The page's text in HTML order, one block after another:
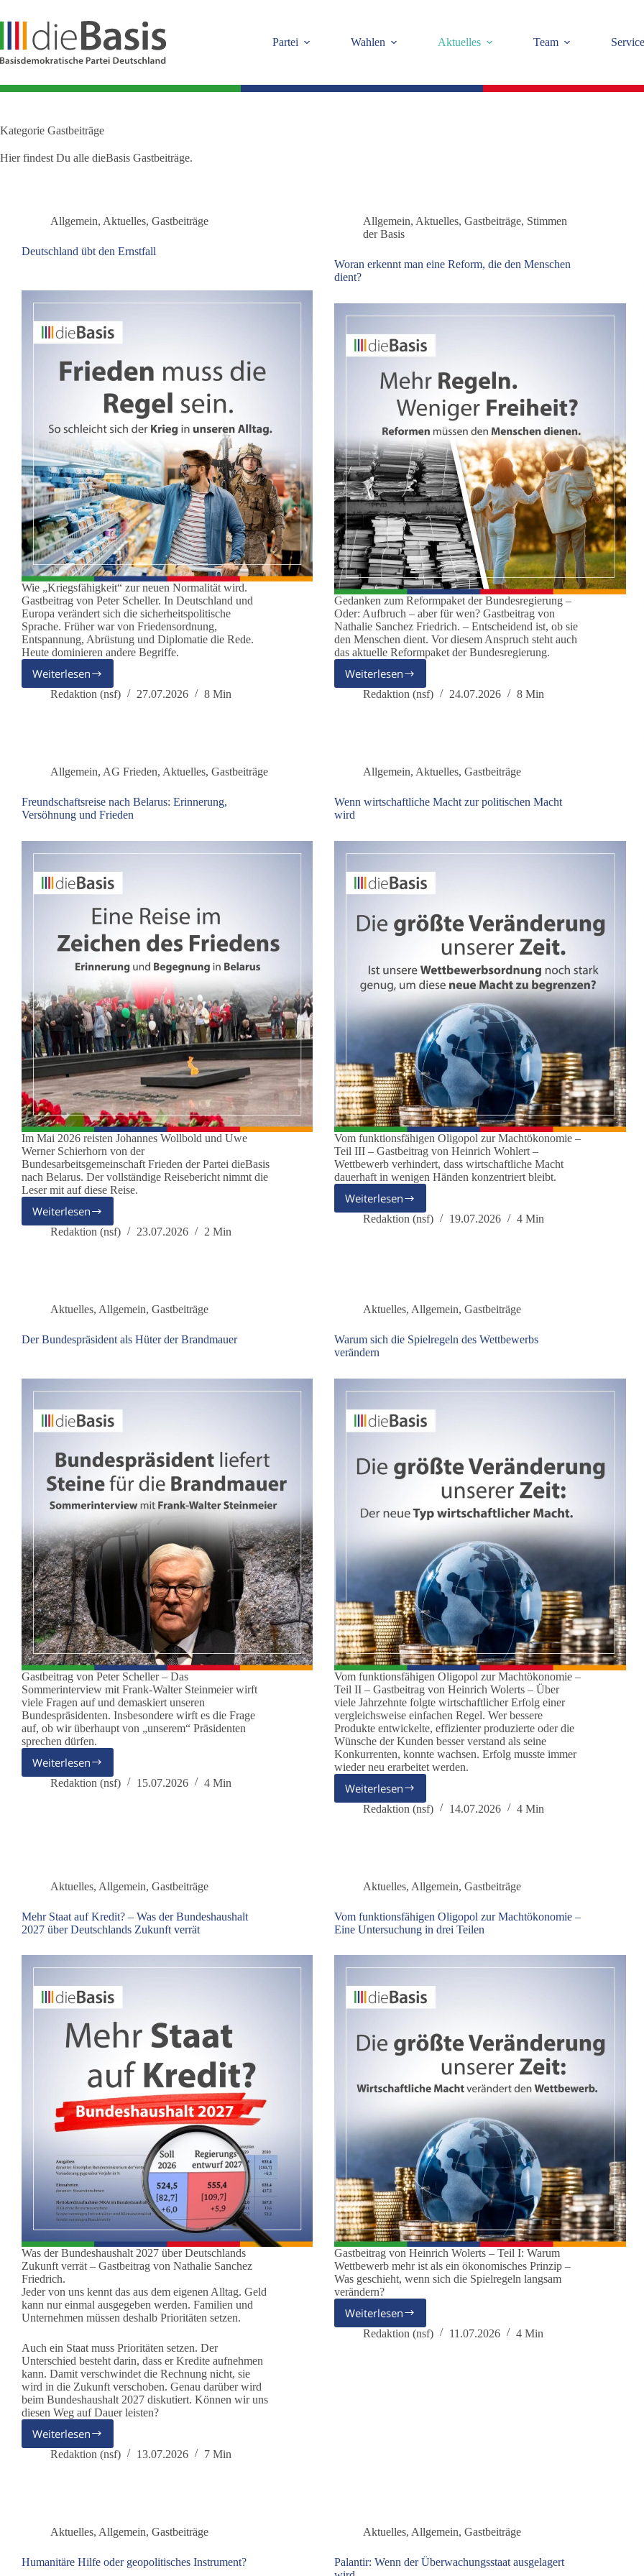
springen
Partei
Wahlen Aktuelles Team Service
Kategorie Gastbeiträge
Hier findest Du alle dieBasis Gastbeiträge.
Allgemein, Aktuelles, Gastbeiträge
Deutschland übt den Ernstfall
Wie „Kriegsfähigkeit“ zur neuen Normalität wird.
Gastbeitrag von Peter Scheller. In Deutschland und
Europa verändert sich die sicherheitspolitische
Sprache. Früher war von Friedensordnung,
Entspannung, Abrüstung und Diplomatie die Rede.
Heute dominieren andere Begriffe.
WeiterlesenDeutschland
übt
Redaktion (nsf) 27.07.2026 8 Min
Allgemein, Aktuelles,Gastbeiträge, Stimmen
der Basis
Woran erkennt man eine Reform, die den Menschen
dient?
Gedanken zum Reformpaket der Bundesregierung –
Oder: Aufbruch – aber für wen? Gastbeitrag von
Nathalie Sanchez Friedrich. – Entscheidend ist, ob sie
den Menschen dient. Vor diesem Anspruch steht auch
das aktuelle Reformpaket der Bundesregierung.
Weiterlesen
Woran
erkennt
den
Menschen
dient?
Redaktion (nsf) 24.07.2026 8 Min
Allgemein, AG Frieden, Aktuelles, Gastbeiträge
Freundschaftsreise nach Belarus: Erinnerung,
Versöhnung und Frieden
Im Mai 2026 reisten Johannes Wollbold und Uwe
Werner Schierhorn von der
Bundesarbeitsgemeinschaft Frieden der Partei dieBasis
nach Belarus. Der vollständige Reisebericht nimmt die
Leser mit auf diese Reise.
WeiterlesenFreundschaftsreise
nach
Frieden
Redaktion (nsf) 23.07.2026 2 Min
Allgemein, Aktuelles,Gastbeiträge
Wenn wirtschaftliche Macht zur politischen Macht
wird
Vom funktionsfähigen Oligopol zur Machtökonomie –
Teil III – Gastbeitrag von Heinrich Wohlert –
Wettbewerb verhindert, dass wirtschaftliche Macht
dauerhaft in wenigen Händen konzentriert bleibt.
Weiterlesen
Wenn
wirtschaftliche
Redaktion (nsf) 19.07.2026 4 Min
Aktuelles, Allgemein, Gastbeiträge
Der Bundespräsident als Hüter der Brandmauer
Gastbeitrag von Peter Scheller – Das
Sommerinterview mit Frank-Walter Steinmeier wirft
viele Fragen auf und demaskiert unseren
Bundespräsidenten. Insbesondere wirft es die Frage
auf, ob wir überhaupt von „unserem“ Präsidenten
sprechen dürfen.
Weiterlesen
Der
Bundespräsident
Redaktion (nsf) 15.07.2026 4 Min
Aktuelles,Allgemein,Gastbeiträge
Warum sich die Spielregeln des Wettbewerbs
verändern
Vom funktionsfähigen Oligopol zur Machtökonomie –
Teil II – Gastbeitrag von Heinrich Wolerts – Über
viele Jahrzehnte folgte wirtschaftlicher Erfolg einer
vergleichsweise einfachen Regel. Wer bessere
Produkte entwickelte, effizienter produzierte oder die
Wünsche der Kunden besser verstand als seine
Konkurrenten, konnte wachsen. Erfolg musste immer
wieder neu erarbeitet werden.
Weiterlesen
Warum
sich
verändern
Redaktion (nsf) 14.07.2026 4 Min
Aktuelles, Allgemein, Gastbeiträge
Mehr Staat auf Kredit? – Was der Bundeshaushalt
2027 über Deutschlands Zukunft verrät
Was der Bundeshaushalt 2027 über Deutschlands
Zukunft verrät – Gastbeitrag von Nathalie Sanchez
Friedrich.
Jeder von uns kennt das aus dem eigenen Alltag. Geld
kann nur einmal ausgegeben werden. Familien und
Unternehmen müssen deshalb Prioritäten setzen.
Auch ein Staat muss Prioritäten setzen. Der
Unterschied besteht darin, dass er Kredite aufnehmen
kann. Damit verschwindet die Rechnung nicht, sie
wird in die Zukunft verschoben. Genau darüber wird
beim Bundeshaushalt 2027 diskutiert. Können wir uns
diesen Weg auf Dauer leisten?
Weiterlesen
Mehr
Staat
der
Bundeshaushalt
2027
über
Redaktion (nsf) 13.07.2026 7 Min
Aktuelles, Allgemein,Gastbeiträge
Vom funktionsfähigen Oligopol zur Machtökonomie –
Eine Untersuchung in drei Teilen
Gastbeitrag von Heinrich Wolerts – Teil I: Warum
Wettbewerb mehr ist als ein ökonomisches Prinzip –
Was geschieht, wenn sich die Spielregeln langsam
verändern?
Weiterlesen
Vom
funktionsfähigen
Redaktion (nsf) 11.07.2026 4 Min
Aktuelles, Allgemein, Gastbeiträge
Humanitäre Hilfe oder geopolitisches Instrument?
Aktuelles, Allgemein,Gastbeiträge
Palantir: Wenn der Überwachungsstaat ausgelagert